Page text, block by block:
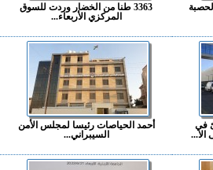
إصابة بالحصبة
3363 طنا من الخضار وردت للسوق
المركزي الأربعاء...
في
أحمد الحياصات رئيسا لمجلس الأمن
السيبراني...